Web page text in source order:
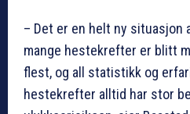
– Det er en helt ny situasjon
mange hestekrefter er blitt
flest, og all statistikk og
hestekrefter alltid har stor